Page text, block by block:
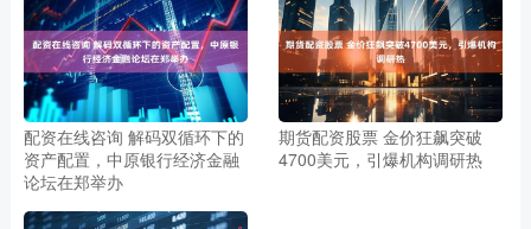
配资在线咨询 解码双循环下的
资产配置，中原银行经济金融
论坛在郑举办
期货配资股票 金价狂飙突破
4700美元，引爆机构调研热